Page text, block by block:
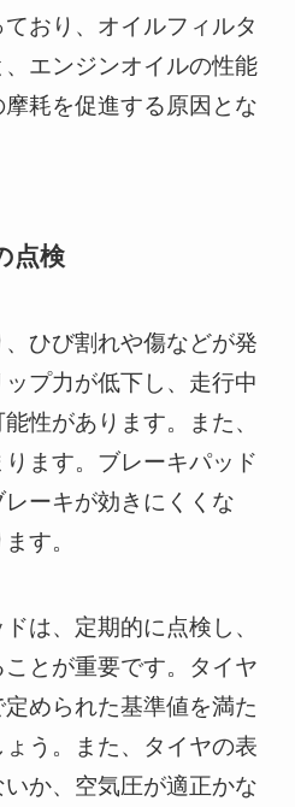
おり、オイルフィルタ
エンジンオイルの性能
耗を促進する原因とな
点検
ひび割れや傷などが発
プ力が低下し、走行中
性があります。また、
ます。ブレーキパッド
ーキが効きにくくな
す。
は、定期的に点検し、
とが重要です。タイヤ
められた基準値を満た
う。また、タイヤの表
か、空気圧が適正かな